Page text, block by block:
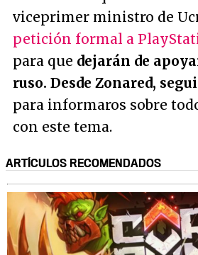
viceprimer ministro de
petición formal a
para que dejarán de
ruso. Desde Zonared,
para informaros sobre
con este tema.
ARTÍCULOS RECOMENDADOS